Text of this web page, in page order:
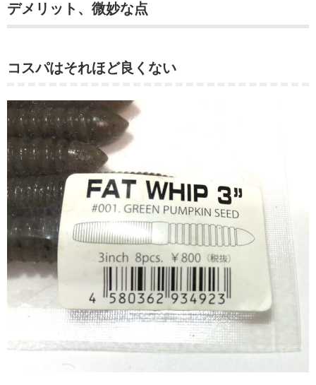
デメリット、微妙な点
コスパはそれほど良くない